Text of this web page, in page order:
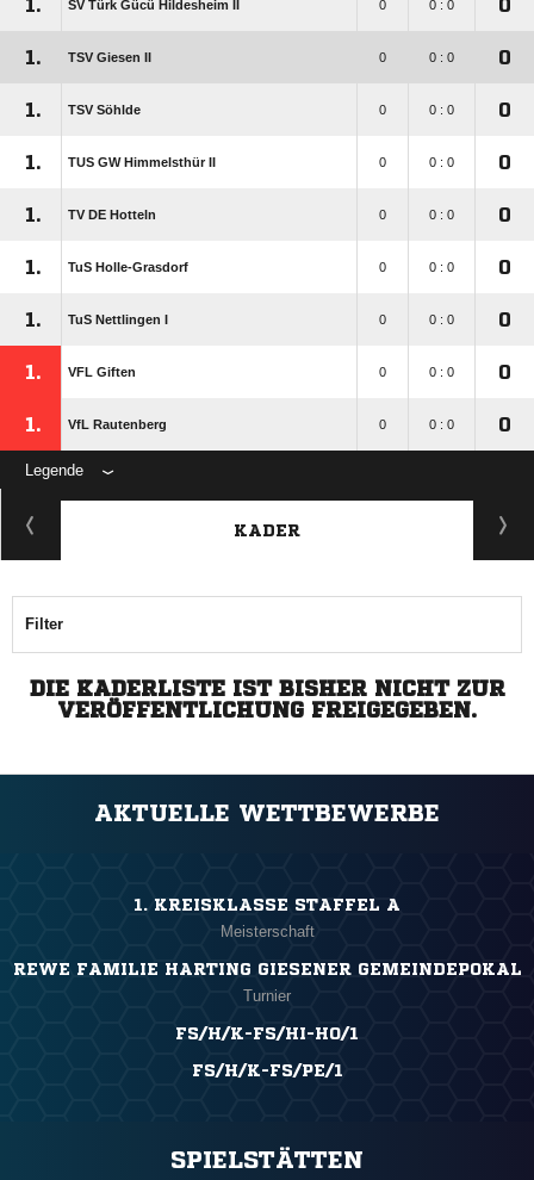
1. SV Türk Gücü Hildesheim II 0 0 : 0 0
1. TSV Giesen II 0 0 : 0 0
1. TSV Söhlde 0 0 : 0 0
1. TUS GW Himmelsthür II 0 0 : 0 0
1. TV DE Hotteln 0 0 : 0 0
1. TuS Holle-Grasdorf 0 0 : 0 0
1. TuS Nettlingen I 0 0 : 0 0
1. VFL Giften 0 0 : 0 0
1. VfL Rautenberg 0 0 : 0 0
Legende
KADER
Filter
DIE KADERLISTE IST BISHER NICHT ZUR
VERÖFFENTLICHUNG FREIGEGEBEN.
AKTUELLE WETTBEWERBE
1. KREISKLASSE STAFFEL A
Meisterschaft
REWE FAMILIE HARTING GIESENER GEMEINDEPOKAL
Turnier
FS/H/K-FS/HI-HO/1
FS/H/K-FS/PE/1
SPIELSTÄTTEN